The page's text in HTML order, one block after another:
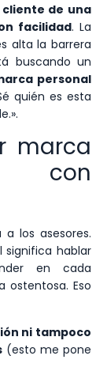
cliente de una
facilidad. La
alta la barrera
buscando un
personal
quién es esta
marca
los asesores.
significa hablar
en cada
ostentosa. Eso
ni tampoco
(esto me pone